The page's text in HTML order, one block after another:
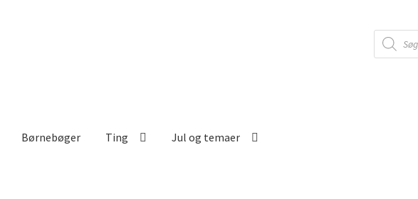
Products
search
Børnebøger Ting Jul og temaer